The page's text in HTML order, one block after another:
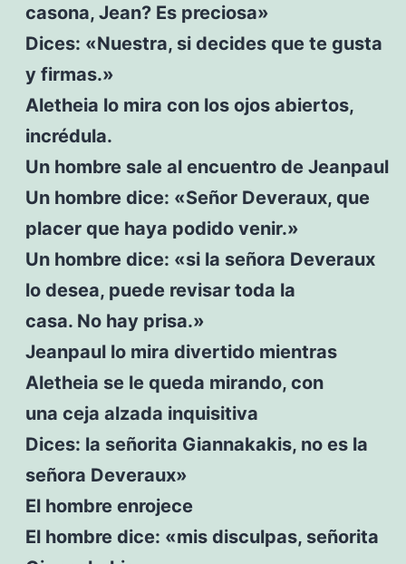
casona, Jean? Es preciosa»
Dices: «Nuestra, si decides que te gusta
y firmas.»
Aletheia lo mira con los ojos abiertos,
incrédula.
Un hombre sale al encuentro de Jeanpaul
Un hombre dice: «Señor Deveraux, que
placer que haya podido venir.»
Un hombre dice: «si la señora Deveraux
lo desea, puede revisar toda la
casa. No hay prisa.»
Jeanpaul lo mira divertido mientras
Aletheia se le queda mirando, con
una ceja alzada inquisitiva
Dices: la señorita Giannakakis, no es la
señora Deveraux»
El hombre enrojece
El hombre dice: «mis disculpas, señorita